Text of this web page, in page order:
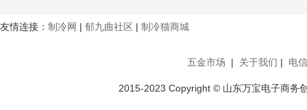
友情连接： 制冷网 | 郁九曲社区 | 制冷猫商城
五金市场 | 关于我们 | 电
2015-2023 Copyright © 山东万宝电子商务